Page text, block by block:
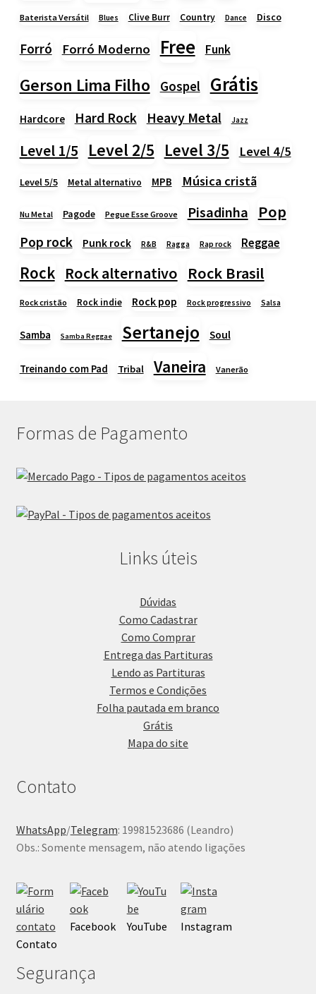
Baterista Versátil Blues Clive Burr Country Dance Disco
Forró Forró Moderno Free Funk
Gerson Lima Filho Gospel Grátis
Hardcore Hard Rock Heavy Metal Jazz
Level 1/5 Level 2/5 Level 3/5 Level 4/5
Level 5/5 Metal alternativo MPB Música cristã
Nu Metal Pagode Pegue Esse Groove Pisadinha Pop
Pop rock Punk rock R&B Ragga Rap rock Reggae
Rock Rock alternativo Rock Brasil
Rock cristão Rock indie Rock pop Rock progressivo Salsa
Samba Samba Reggae Sertanejo Soul
Treinando com Pad Tribal Vaneira Vanerão
Formas de Pagamento
Links úteis
Dúvidas
Como Cadastrar
Como Comprar
Entrega das Partituras
Lendo as Partituras
Termos e Condições
Folha pautada em branco
Grátis
Mapa do site
Contato
WhatsApp/Telegram: 19981523686 (Leandro)
Obs.: Somente mensagem, não atendo ligações
Contato
Facebook YouTube Instagram
Segurança